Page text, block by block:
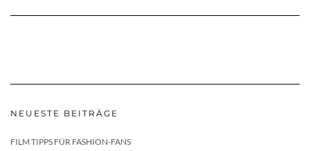
NEUESTE BEITRÄGE
FILM TIPPS FÜR FASHION-FANS